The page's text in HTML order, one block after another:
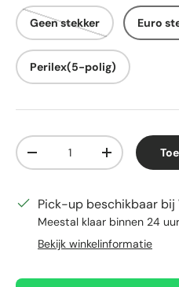
Geen stekker Euro
Perilex(5-polig)
Aantal
Verlaag de hoeveelheid
Verhoog de
Pick-up beschikbaar bij
Meestal klaar binnen 24 uur
Bekijk winkelinformatie